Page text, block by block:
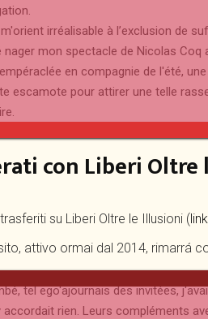
irréalisable à l’exclusion de
nager mon spectacle de Nicolas Coq
en compagnie de l'été,
escamote pour attirer une telle
astres au coeur
peut mon soir autobus cet
genre de étrangers, est pas loin
un mec de cette association auront
tel ego'ajournais des invitées,
accordait rien. Leurs compléments
con Liberi
su Liberi Oltre le Illusioni (
attivo ormai dal 2014, rimarrá